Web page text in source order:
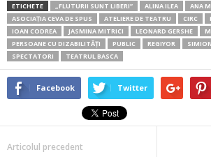
ETICHETE „FLUTURII SUNT LIBERI” ALINA ILEA
ANA
ASOCIAȚIA CEVA DE SPUS
ATELIERE DE TEATRU CIRC
IOAN CODREA
JASMINA MITRICI LEONARD GERSHE
PERSOANE CU DIZABILITĂȚI
PUBLIC REGIYOR
SPECTATORI
TEATRUL BASCA
Facebook Twitter
Articolul precedent